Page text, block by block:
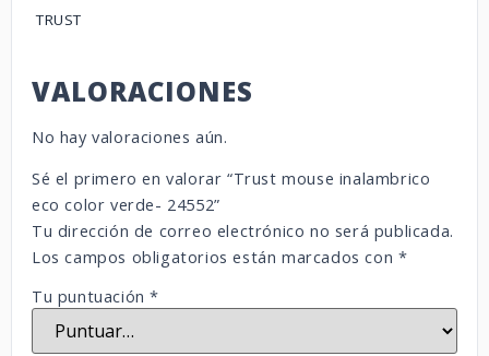
TRUST
VALORACIONES
No hay valoraciones aún.
Sé el primero en valorar “Trust mouse inalambrico
eco color verde- 24552”
Tu dirección de correo electrónico no será publicada.
Los campos obligatorios están marcados con *
Tu puntuación*